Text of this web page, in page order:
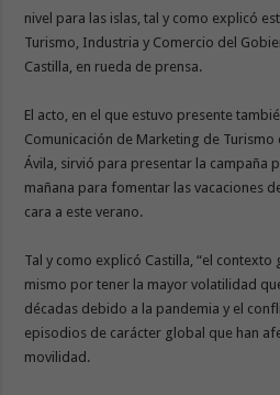
nivel para las islas, tal y como explicó
Turismo, Industria y Comercio del
Castilla, en rueda de prensa.
El acto, en el que estuvo presente
Comunicación de Marketing de Turismo
Ávila, sirvió para presentar la campaña
mañana para fomentar las vacaciones
cara a este verano.
Tal y como explicó Castilla, “el
mismo por tener la mayor volatilidad
décadas debido a la pandemia y el
episodios de carácter global que han
movilidad.